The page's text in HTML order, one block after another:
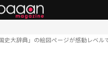
大辞典」の絵図ページが感動レベル